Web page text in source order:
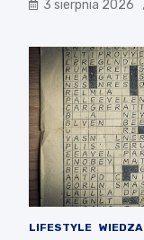
3 sierpnia 2026
LIFESTYLE WIEDZA